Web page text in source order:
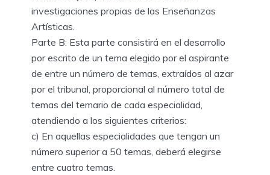
investigaciones propias de las Enseñanzas
Artísticas.
Parte B: Esta parte consistirá en el desarrollo
por escrito de un tema elegido por el aspirante
de entre un número de temas, extraídos al azar
por el tribunal, proporcional al número total de
temas del temario de cada especialidad,
atendiendo a los siguientes criterios:
c) En aquellas especialidades que tengan un
número superior a 50 temas, deberá elegirse
entre cuatro temas.